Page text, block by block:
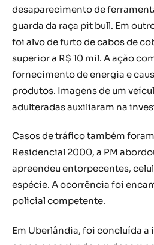
desaparecimento de
guarda da raça pit bull. Em
foi alvo de furto de cabos de
superior a R$ 10 mil. A ação
fornecimento de energia e
produtos. Imagens de um
adulteradas auxiliaram na
Casos de tráfico também
Residencial 2000, a PM
apreendeu entorpecentes,
espécie. A ocorrência foi
policial competente.
Em Uberlândia, foi concluída